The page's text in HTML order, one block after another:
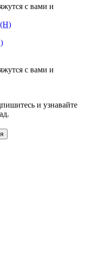
с вами и
с вами и
и узнавайте